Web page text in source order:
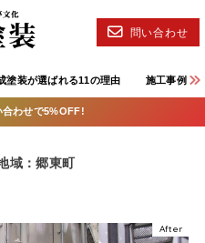
塗装が選ばれる11の理由 施工事例
問い合わせ
合わせで5%OFF!
域：郷東町
After